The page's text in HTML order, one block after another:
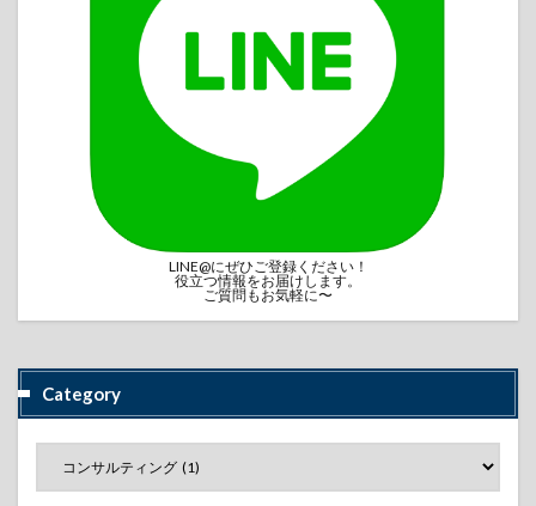
LINE@にぜひご登録ください！
役立つ情報をお届けします。
ご質問もお気軽に〜
Category